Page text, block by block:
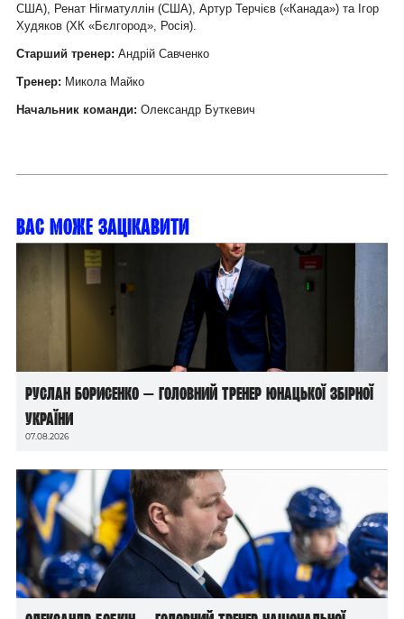
США), Ренат Нігматуллін (США), Артур Терчієв («Канада») та Ігор
Худяков (ХК «Бєлгород», Росія).
Старший тренер: Андрій Савченко
Тренер: Микола Майко
Начальник команди: Олександр Буткевич
Вас може зацікавити
Руслан Борисенко — головний тренер юнацької збірної
України
07.08.2026